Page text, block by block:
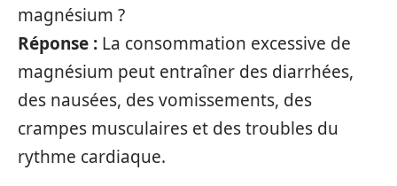
magnésium ?
Réponse : La consommation excessive de
magnésium peut entraîner des diarrhées,
des nausées, des vomissements, des
crampes musculaires et des troubles du
rythme cardiaque.